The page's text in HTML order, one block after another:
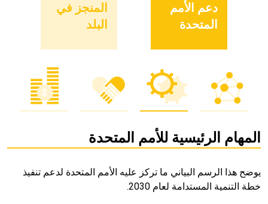
دعم الأمم
المتحدة
المنجز في
البلد
المهام الرئيسية للأمم المتحدة
يوضح هذا الرسم البياني ما تركز عليه الأمم المتحدة لدعم تنفيذ
خطة التنمية المستدامة لعام 2030.